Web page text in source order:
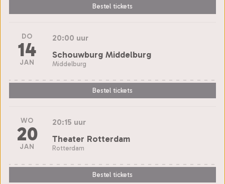
Bestel tickets
DO
14
JAN
20:00 uur
Schouwburg Middelburg
Middelburg
Bestel tickets
WO
20
JAN
20:15 uur
Theater Rotterdam
Rotterdam
Bestel tickets